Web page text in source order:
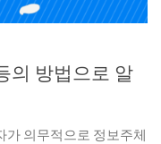
의 방법으로 알
가 의무적으로 정보주체